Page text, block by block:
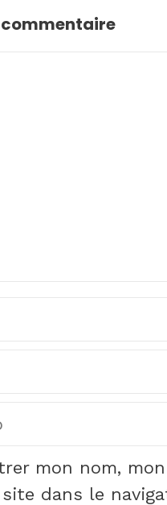
commentaire
mon nom,
dans le